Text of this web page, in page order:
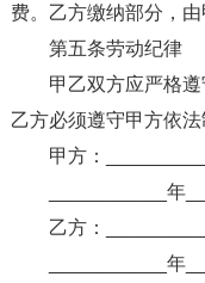
费。乙方缴纳部分，由
第五条劳动纪律
甲乙双方应严格
乙方必须遵守甲方依
甲方：
___________年
乙方：
___________年